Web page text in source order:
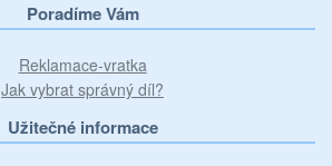
Poradíme Vám
Reklamace-vratka
Jak vybrat správný díl?
Užitečné informace